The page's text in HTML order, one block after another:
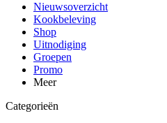
Nieuwsoverzicht
Kookbeleving
Shop
Uitnodiging
Groepen
Promo
Meer
Categorieën